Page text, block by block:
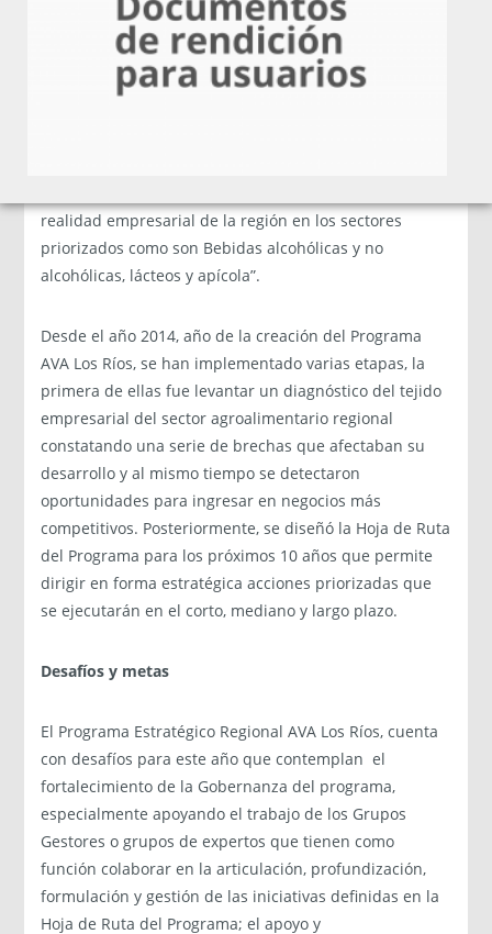
“hemos avanzado en generar un capital social vigoroso
en todas las instancias de participación, un Consejo
directivo conformado mayoritariamente por
realidad empresarial de la región en los sectores
priorizados como son Bebidas alcohólicas y no
alcohólicas, lácteos y apícola”.
Desde el año 2014, año de la creación del Programa
AVA Los Ríos, se han implementado varias etapas, la
primera de ellas fue levantar un diagnóstico del tejido
empresarial del sector agroalimentario regional
constatando una serie de brechas que afectaban su
desarrollo y al mismo tiempo se detectaron
oportunidades para ingresar en negocios más
competitivos. Posteriormente, se diseñó la Hoja de Ruta
del Programa para los próximos 10 años que permite
dirigir en forma estratégica acciones priorizadas que
se ejecutarán en el corto, mediano y largo plazo.
Desafíos y metas
El Programa Estratégico Regional AVA Los Ríos, cuenta
con desafíos para este año que contemplan el
fortalecimiento de la Gobernanza del programa,
especialmente apoyando el trabajo de los Grupos
Gestores o grupos de expertos que tienen como
función colaborar en la articulación, profundización,
formulación y gestión de las iniciativas definidas en la
Hoja de Ruta del Programa; el apoyo y